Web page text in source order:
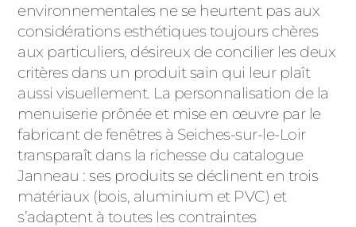
environnementales ne se heurtent pas aux
considérations esthétiques toujours chères
aux particuliers, désireux de concilier les deux
critères dans un produit sain qui leur plaît
aussi visuellement. La personnalisation de la
menuiserie prônée et mise en œuvre par le
fabricant de fenêtres à Seiches-sur-le-Loir
transparaît dans la richesse du catalogue
Janneau : ses produits se déclinent en trois
matériaux (bois, aluminium et PVC) et
s’adaptent à toutes les contraintes